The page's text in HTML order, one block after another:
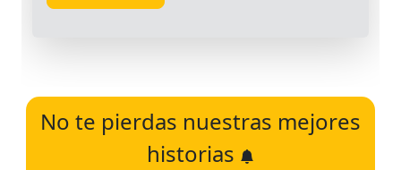
No te pierdas nuestras mejores
historias